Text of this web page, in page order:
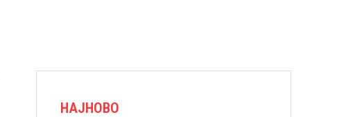
НАЈНОВО